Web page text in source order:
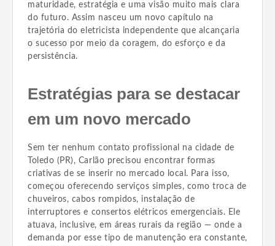
maturidade, estratégia e uma visão muito mais clara
do futuro. Assim nasceu um novo capítulo na
trajetória do eletricista independente que alcançaria
o sucesso por meio da coragem, do esforço e da
persistência.
Estratégias para se destacar
em um novo mercado
Sem ter nenhum contato profissional na cidade de
Toledo (PR), Carlão precisou encontrar formas
criativas de se inserir no mercado local. Para isso,
começou oferecendo serviços simples, como troca de
chuveiros, cabos rompidos, instalação de
interruptores e consertos elétricos emergenciais. Ele
atuava, inclusive, em áreas rurais da região — onde a
demanda por esse tipo de manutenção era constante,